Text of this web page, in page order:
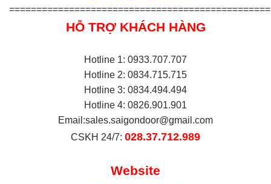
================================================
HỖ TRỢ KHÁCH HÀNG
Hotline 1: 0933.707.707
Hotline 2: 0834.715.715
Hotline 3: 0834.494.494
Hotline 4: 0826.901.901
Email:sales.saigondoor@gmail.com
CSKH 24/7: 028.37.712.989
Website